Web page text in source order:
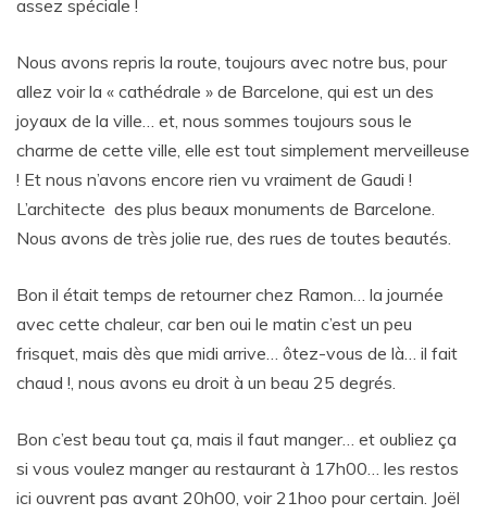
assez spéciale !
Nous avons repris la route, toujours avec notre bus, pour
allez voir la « cathédrale » de Barcelone, qui est un des
joyaux de la ville… et, nous sommes toujours sous le
charme de cette ville, elle est tout simplement merveilleuse
! Et nous n’avons encore rien vu vraiment de Gaudi !
L’architecte des plus beaux monuments de Barcelone.
Nous avons de très jolie rue, des rues de toutes beautés.
Bon il était temps de retourner chez Ramon… la journée
avec cette chaleur, car ben oui le matin c’est un peu
frisquet, mais dès que midi arrive… ôtez-vous de là… il fait
chaud !, nous avons eu droit à un beau 25 degrés.
Bon c’est beau tout ça, mais il faut manger… et oubliez ça
si vous voulez manger au restaurant à 17h00… les restos
ici ouvrent pas avant 20h00, voir 21hoo pour certain. Joël